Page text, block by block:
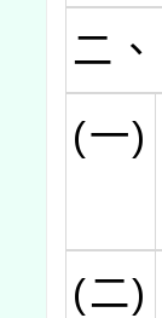
二、
(一)
(二)